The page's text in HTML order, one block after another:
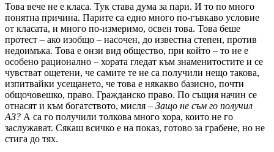
Това вече не е класа. Тук става дума за пари. И то по много
понятна причина. Парите са едно много по-гъвкаво условие
от класата, и много по-измеримо, освен това. Това беше
протест – ако изобщо – насочен, до известна степен, против
недоимъка. Това е онзи вид общество, при който – то не е
особено рационално – хората гледат към знаменитостите и се
чувстват ощетени, че самите те не са получили нещо такова,
изпитвайки усещането, че това е някакво базисно, почти
общочовешко, право. Гражданско право. По същия начин се
отнасят и към богатството, мисля – Защо не съм го получил
АЗ? А са го получили толкова много хора, които не го
заслужават. Сякаш всичко е на показ, готово за грабене, но не
стига до тях.